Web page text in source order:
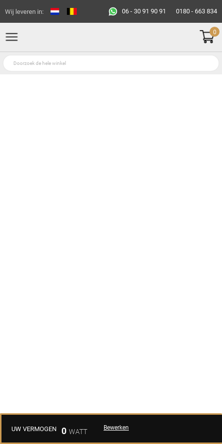
Wij leveren in: 06 - 30 91 90 91 0180 - 663 834
0
UW VERMOGEN 0 Bewerken